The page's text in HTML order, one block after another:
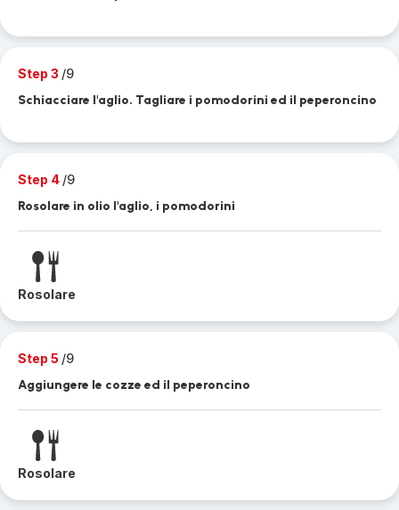
Step 3 /9
Schiacciare l'aglio. Tagliare i pomodorini ed il peperoncino
Step 4 /9
Rosolare in olio l'aglio, i pomodorini
Rosolare
Step 5 /9
Aggiungere le cozze ed il peperoncino
Rosolare